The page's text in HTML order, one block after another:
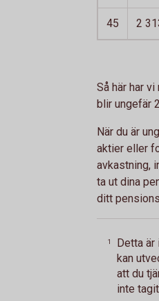
45 2
Så här har
blir ungefär
När du är
aktier eller
avkastning,
ta ut dina
ditt
1
Detta är
kan
att du
inte